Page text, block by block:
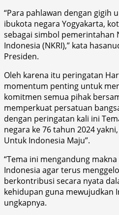
“Para pahlawan dengan gigih
ibukota negara Yogyakarta,
sebagai simbol pemerintahan
Indonesia (NKRI),” kata
Presiden.
Oleh karena itu peringatan
momentum penting untuk
komitmen semua pihak
memperkuat persatuan
dengan peringatan kali ini
negara ke 76 tahun 2024
Untuk Indonesia Maju”.
“Tema ini mengandung
Indonesia agar terus
berkontribusi secara nyata
kehidupan guna mewujudkan
ungkapnya.